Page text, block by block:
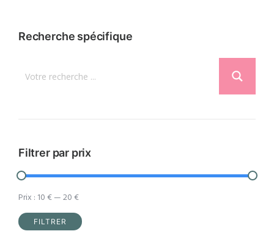
Recherche spécifique
Filtrer par prix
FILTRER
Prix : 10 €—20 €